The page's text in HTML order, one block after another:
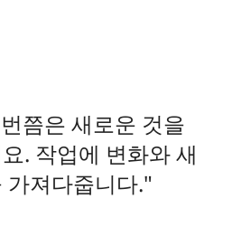
쯤은 새로운 것을
. 작업에 변화와 새
가져다줍니다."